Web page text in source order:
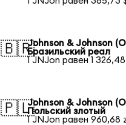
🇧🇷Johnson & Johnson
Бразильский реал
1 JNJon равен 1 326,48
🇵🇱Johnson & Johnson
Польский злотый
1 JNJon равен 960,68